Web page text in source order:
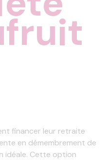
financer leur retraite
en démembrement de
idéale. Cette option